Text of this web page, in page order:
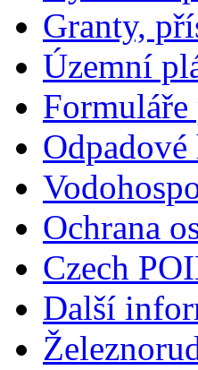
Granty,
Územní
Ochrana
Czech
Další